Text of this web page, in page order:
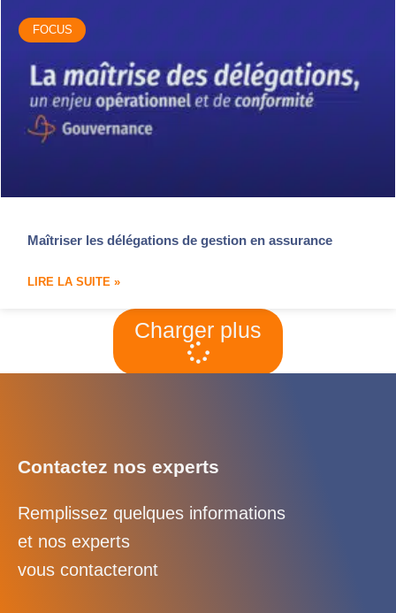
FOCUS
Maîtriser les délégations de gestion en assurance
LIRE LA SUITE »
Charger plus
Contactez nos experts
Remplissez quelques informations
et nos experts
vous contacteront